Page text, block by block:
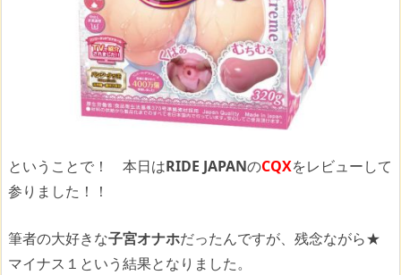
ということで！ 本日はRIDE JAPANのCQXをレビューして
参りました！！
筆者の大好きな子宮オナホだったんですが、残念ながら★
マイナス１という結果となりました。